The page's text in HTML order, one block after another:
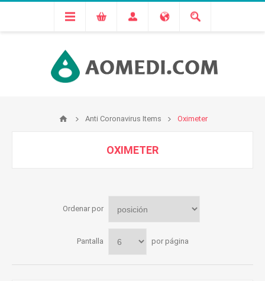
Anti Coronavirus Items Oximeter
OXIMETER
Ordenar por
Pantalla por página